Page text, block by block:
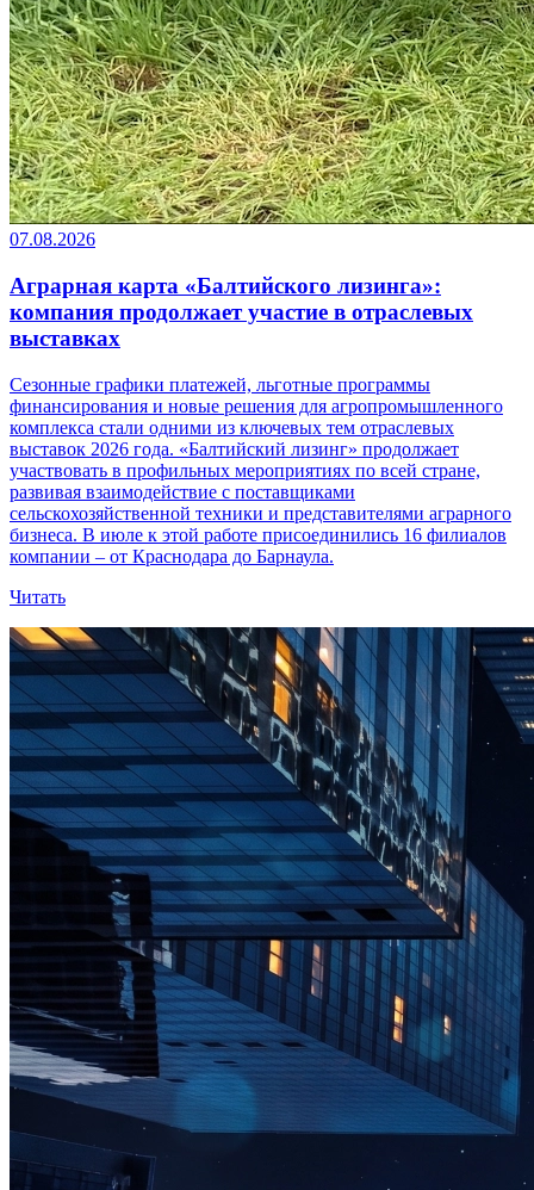
07.08.2026
Аграрная карта «Балтийского лизинга»:
компания продолжает участие в отраслевых
выставках
Сезонные графики платежей, льготные программы
финансирования и новые решения для агропромышленного
комплекса стали одними из ключевых тем отраслевых
выставок 2026 года. «Балтийский лизинг» продолжает
участвовать в профильных мероприятиях по всей стране,
развивая взаимодействие с поставщиками
сельскохозяйственной техники и представителями аграрного
бизнеса. В июле к этой работе присоединились 16 филиалов
компании – от Краснодара до Барнаула.
Читать